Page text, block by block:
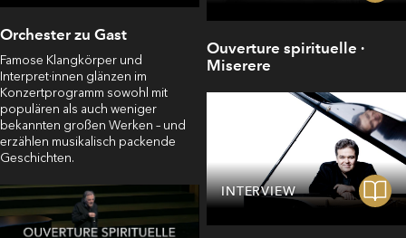
Orchester zu Gast
Famose Klangkörper und
Interpret·innen glänzen im
Konzertprogramm sowohl mit
populären als auch weniger
bekannten großen Werken – und
erzählen musikalisch packende
Geschichten.
Ouverture spirituelle ·
Miserere
INTERVIEW